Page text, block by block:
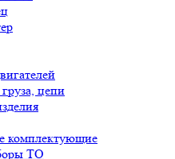
цепи
комплектующие
ТО